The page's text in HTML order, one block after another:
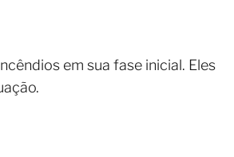
em sua fase inicial. Eles